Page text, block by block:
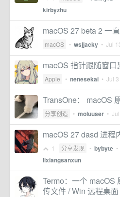
kirbyzhu
macOS 27 beta 2 一
macOS • wsjjacky • Jul
macOS 指针跟随窗
Apple • nenesekai • Jul 3
TransOne： macOS
分享创造 • moluuser •
macOS 27 dasd 进程
1 分享发现 • bybyte •
lixiangsanxun
Termo：一个 macOS
传文件 / Win 远程桌